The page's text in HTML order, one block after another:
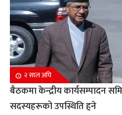
२ साल अघि
बैठकमा केन्द्रीय कार्यसम्पादन
सदस्यहरूको उपस्थिति हुने